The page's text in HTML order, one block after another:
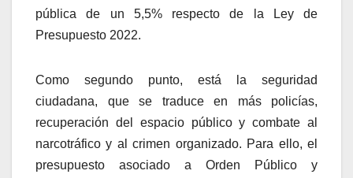
pública de un 5,5% respecto de la Ley de
Presupuesto 2022.
Como segundo punto, está la seguridad
ciudadana, que se traduce en más policías,
recuperación del espacio público y combate al
narcotráfico y al crimen organizado. Para ello, el
presupuesto asociado a Orden Público y